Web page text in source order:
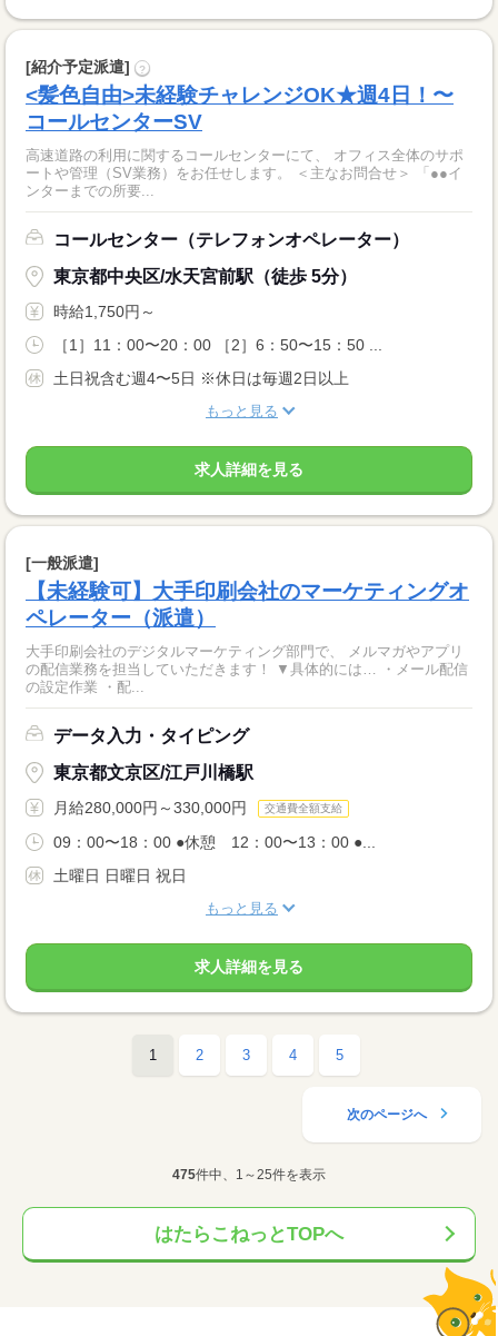
[紹介予定派遣] ?
<髪色自由>未経験チャレンジOK★週4日！〜
コールセンターSV
高速道路の利用に関するコールセンターにて、 オフィス全体のサポ
ートや管理（SV業務）をお任せします。 ＜主なお問合せ＞ 「●●イ
ンターまでの所要...
コールセンター（テレフォンオペレーター）
東京都中央区/水天宮前駅（徒歩 5分）
時給1,750円～
［1］11：00〜20：00 ［2］6：50〜15：50 ...
土日祝含む週4〜5日 ※休日は毎週2日以上
もっと見る
求人詳細を見る
[一般派遣]
【未経験可】大手印刷会社のマーケティングオ
ペレーター（派遣）
大手印刷会社のデジタルマーケティング部門で、 メルマガやアプリ
の配信業務を担当していただきます！ ▼具体的には… ・メール配信
の設定作業 ・配...
データ入力・タイピング
東京都文京区/江戸川橋駅
月給280,000円～330,000円 交通費全額支給
09：00〜18：00 ●休憩 12：00〜13：00 ●...
土曜日 日曜日 祝日
もっと見る
求人詳細を見る
1 2 3 4 5
次のページへ
475件中、1～25件を表示
はたらこねっとTOPへ